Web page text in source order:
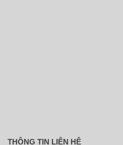
THÔNG TIN LIÊN HỆ